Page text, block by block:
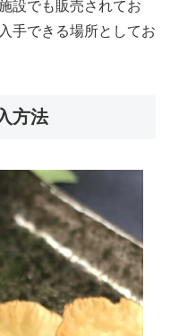
設でも販売されてお
手できる場所としてお
方法